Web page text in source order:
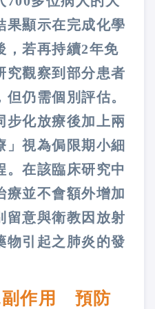
果顯示在完成化學
，若再持續2年免
究觀察到部分患者
仍需個別評估。
步化放療後加上兩
」視為侷限期小細
。在該臨床研究中
療並不會額外增加
留意與衛教因放射
物引起之肺炎的發
副作用 預防